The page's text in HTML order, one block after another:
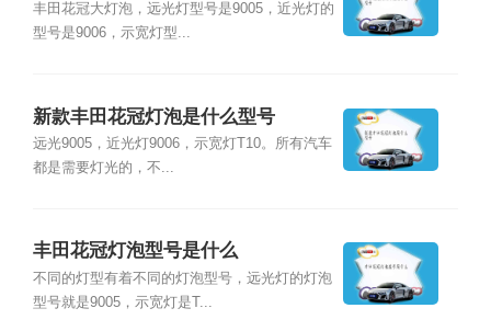
丰田花冠大灯泡，远光灯型号是9005，近光灯的
型号是9006，示宽灯型...
新款丰田花冠灯泡是什么型号
远光9005，近光灯9006，示宽灯T10。所有汽车
都是需要灯光的，不...
丰田花冠灯泡型号是什么
不同的灯型有着不同的灯泡型号，远光灯的灯泡
型号就是9005，示宽灯是T...